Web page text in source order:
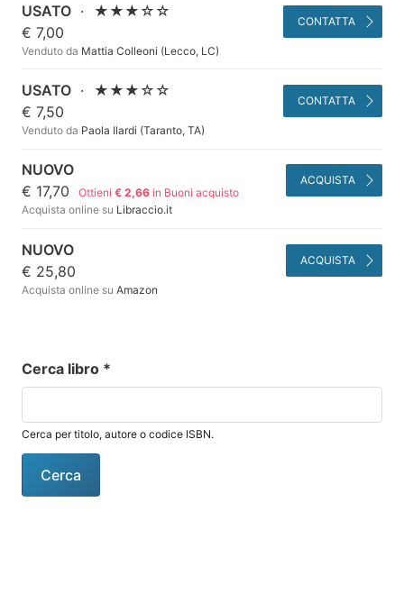
USATO ·
★★★☆☆
€ 7,00
Venduto da Mattia Colleoni (Lecco, LC)
CONTATTA
USATO ·
★★★☆☆
€ 7,50
Venduto da Paola Ilardi (Taranto, TA)
CONTATTA
NUOVO
€ 17,70
Ottieni€ 2,66 in Buoni acquisto
Acquista online su Libraccio.it
ACQUISTA
NUOVO
€ 25,80
Acquista online su Amazon
ACQUISTA
Cerca libro *
Cerca per titolo, autore o codice ISBN.